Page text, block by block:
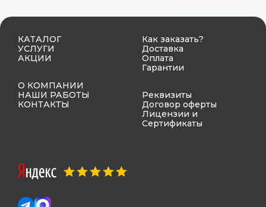
КАТАЛОГ
УСЛУГИ
АКЦИИ
О КОМПАНИИ
НАШИ РАБОТЫ
КОНТАКТЫ
Как заказать?
Доставка
Оплата
Гарантии
Реквизиты
Договор оферты
Лицензии и
Сертификаты